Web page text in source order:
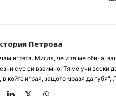
Петрова
играта. Мисля, че и тя ме обича,
сме си взаимно! Тя ме учи всеки
в който играя, защото мразя да губя",